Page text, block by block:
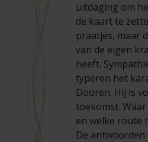
uitdaging om
de kaart te
praatjes, maar
van de eigen
heeft.
typeren het
Dooren. Hij is
toekomst.
en welke route
De antwoorden